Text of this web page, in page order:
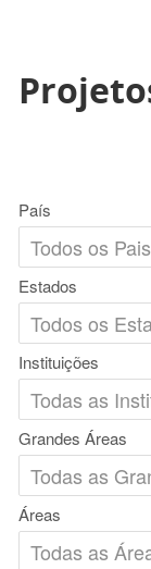
País
Estados
Instituições
Grandes Áreas
Áreas